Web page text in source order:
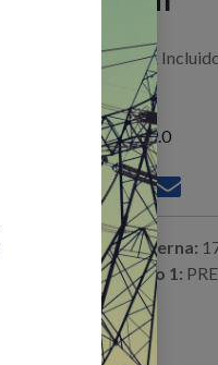
5,45 IVA
Existencias : 49.0
Referencia interna:
Código alterno 1: